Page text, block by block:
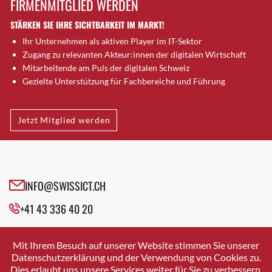
Brugg AG
Brütten
Bubendorf
Bubikon
Buchs (SG)
Bäretswil
Bülach
Cazis
Crissier
Davos Platz
Dierikon
Dietikon
FIRMENMITGLIED WERDEN
STÄRKEN SIE IHRE SICHTBARKEIT IM MARKT!
Ihr Unternehmen als aktiven Player im IT-Sektor
Zugang zu relevanten Akteur:innen der digitalen Wirtschaft
Mitarbeitende am Puls der digitalen Schweiz
Gezielte Unterstützung für Fachbereiche und Führung
Jetzt Mitglied werden
INFO@SWISSICT.CH
+41 43 336 40 20
SWISSICT
VULKANSTRASSE 120
8048 ZURICH
Mit Ihrem Besuch auf unserer Website stimmen Sie unserer
Datenschutzerklärung und der Verwendung von Cookies zu.
Dies erlaubt uns unsere Services weiter für Sie zu verbessern.